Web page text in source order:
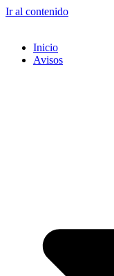
Ir al contenido
Inicio
Avisos